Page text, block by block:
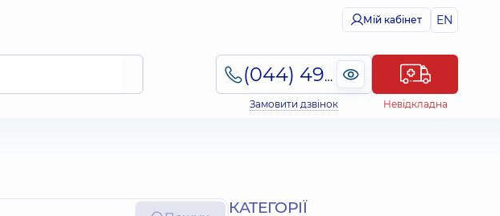
Мій кабінет EN
(044) 495-2-888
Замовити дзвінок Невідкладна
КАТЕГОРІЇ